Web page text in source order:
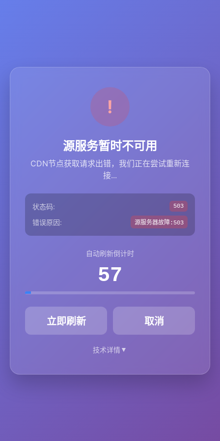
源服务暂时不可用
CDN节点获取请求出错，我们正在尝试重新连
接...
状态码: 503
错误原因: 源服务器故障:503
自动刷新倒计时
57
立即刷新 取消
技术详情▼